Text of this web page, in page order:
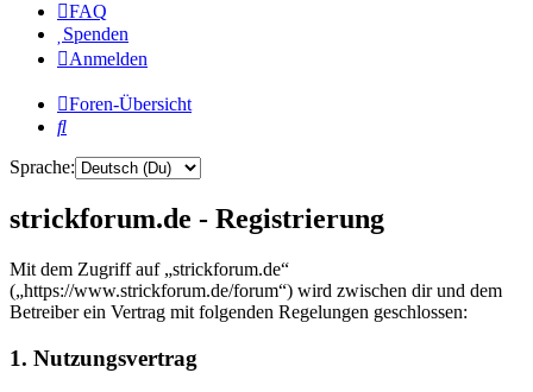
FAQ
Spenden
Anmelden
Foren-Übersicht
Suche
Sprache:
strickforum.de - Registrierung
Mit dem Zugriff auf „strickforum.de“
(„https://www.strickforum.de/forum“) wird zwischen dir und dem
Betreiber ein Vertrag mit folgenden Regelungen geschlossen:
1. Nutzungsvertrag